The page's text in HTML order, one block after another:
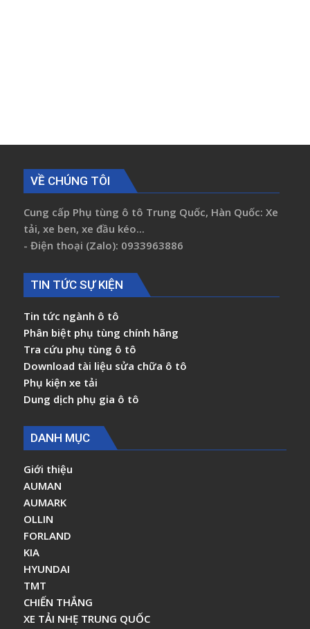
VỀ CHÚNG TÔI
Cung cấp Phụ tùng ô tô Trung Quốc, Hàn Quốc: Xe
tải, xe ben, xe đầu kéo...
- Điện thoại (Zalo): 0933963886
TIN TỨC SỰ KIỆN
Tin tức ngành ô tô
Phân biệt phụ tùng chính hãng
Tra cứu phụ tùng ô tô
Download tài liệu sửa chữa ô tô
Phụ kiện xe tải
Dung dịch phụ gia ô tô
DANH MỤC
Giới thiệu
AUMAN
AUMARK
OLLIN
FORLAND
KIA
HYUNDAI
TMT
CHIẾN THẮNG
XE TẢI NHẸ TRUNG QUỐC